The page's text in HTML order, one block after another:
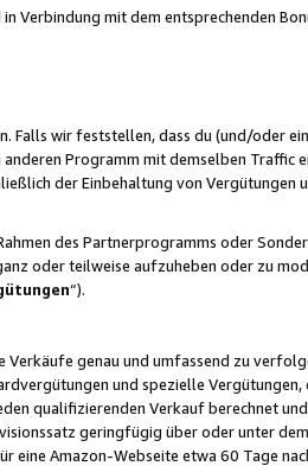
Verbindung mit dem entsprechenden
wir feststellen, dass du (und/oder
Programm mit demselben Traffic
der Einbehaltung von Vergütungen
des Partnerprogramms oder
oder teilweise aufzuheben oder zu
“).
genau und umfassend zu
und spezielle
qualifizierenden Verkauf berechnet
geringfügig über oder unter
Amazon-Webseite etwa 60 Tage